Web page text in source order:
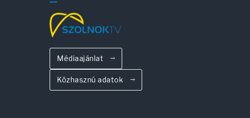
Médiaajánlat
Közhasznú adatok